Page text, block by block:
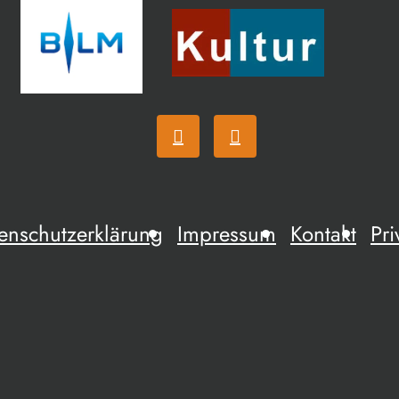
Impressum Kontakt